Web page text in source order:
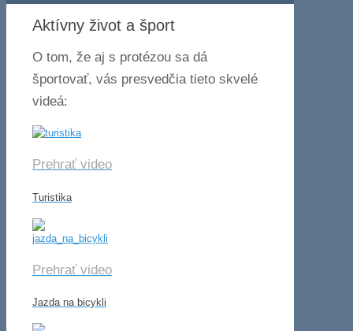
Aktívny život a šport
O tom, že aj s protézou sa dá
športovať, vás presvedčia tieto skvelé
videá:
Prehrať video
Turistika
Prehrať video
Jazda na bicykli